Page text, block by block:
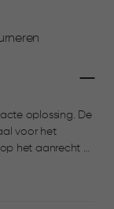
oplossing. De
het aanrecht of
gebruik. Dankzij